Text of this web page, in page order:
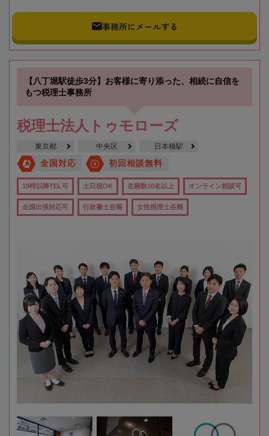
事務所にメールする
【八丁堀駅徒歩3分】お客様に寄り添った、相続に自信を
もつ税理士事務所
税理士法人トゥモローズ
東京都 中央区 日本橋駅
全国対応 初回相談無料
19時以降TEL可 土日祝OK 在籍数10名以上 オンライン相談可
全国出張対応可 行政書士在籍 女性税理士在籍